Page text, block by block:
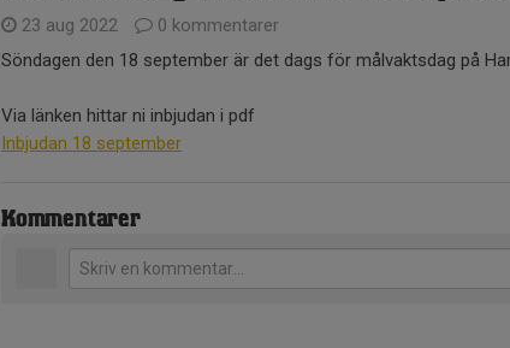
23 aug 2022
0 kommentarer
Söndagen den 18 september är det dags för målvaktsdag på
Via länken hittar ni inbjudan i pdf
Inbjudan 18 september
Kommentarer